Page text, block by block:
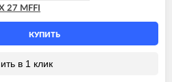
27 MFFI
КУПИТЬ
в 1 клик